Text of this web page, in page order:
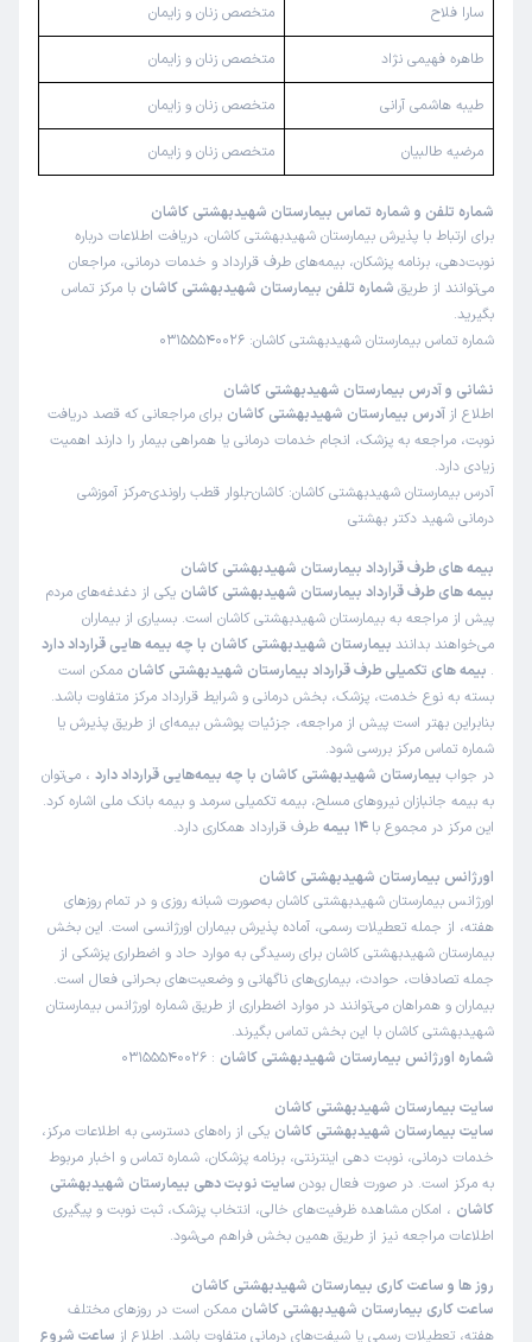
سارا فلاح متخصص زنان و زایمان
طاهره فهیمی نژاد متخصص زنان و زایمان
طیبه هاشمی آرانی متخصص زنان و زایمان
مرضیه طالبیان متخصص زنان و زایمان
شماره تلفن و شماره تماس بیمارستان شهیدبهشتی کاشان
برای ارتباط با پذیرش بیمارستان شهیدبهشتی کاشان، دریافت اطلاعات درباره
نوبت‌دهی، برنامه پزشکان، بیمه‌های طرف قرارداد و خدمات درمانی، مراجعان
می‌توانند از طریق شماره تلفن بیمارستان شهیدبهشتی کاشان با مرکز تماس
بگیرید.
شماره تماس بیمارستان شهیدبهشتی کاشان: 03155540026
نشانی و آدرس بیمارستان شهیدبهشتی کاشان
اطلاع از آدرس بیمارستان شهیدبهشتی کاشان برای مراجعانی که قصد دریافت
نوبت، مراجعه به پزشک، انجام خدمات درمانی یا همراهی بیمار را دارند اهمیت
زیادی دارد.
آدرس بیمارستان شهیدبهشتی کاشان: کاشان-بلوار قطب راوندی-مرکز آموزشی
درمانی شهید دکتر بهشتی
بیمه های طرف قرارداد بیمارستان شهیدبهشتی کاشان
بیمه های طرف قرارداد بیمارستان شهیدبهشتی کاشان یکی از دغدغه‌های مردم
پیش از مراجعه به بیمارستان شهیدبهشتی کاشان است. بسیاری از بیماران
می‌خواهند بدانند بیمارستان شهیدبهشتی کاشان با چه بیمه هایی قرارداد دارد
. بیمه های تکمیلی طرف قرارداد بیمارستان شهیدبهشتی کاشان ممکن است
بسته به نوع خدمت، پزشک، بخش درمانی و شرایط قرارداد مرکز متفاوت باشد.
بنابراین بهتر است پیش از مراجعه، جزئیات پوشش بیمه‌ای از طریق پذیرش یا
شماره تماس مرکز بررسی شود.
در جواب بیمارستان شهیدبهشتی کاشان با چه بیمه‌هایی قرارداد دارد ، می‌توان
به بیمه جانبازان نیروهای مسلح، بیمه تکمیلی سرمد و بیمه بانک ملی اشاره کرد.
این مرکز در مجموع با
طرف قرارداد همکاری دارد.
اورژانس بیمارستان شهیدبهشتی کاشان
اورژانس بیمارستان شهیدبهشتی کاشان به‌صورت شبانه‌ روزی و در تمام روزهای
هفته، از جمله تعطیلات رسمی، آماده پذیرش بیماران اورژانسی است. این بخش
بیمارستان شهیدبهشتی کاشان برای رسیدگی به موارد حاد و اضطراری پزشکی از
جمله تصادفات، حوادث، بیماری‌های ناگهانی و وضعیت‌های بحرانی فعال است.
بیماران و همراهان می‌توانند در موارد اضطراری از طریق شماره اورژانس بیمارستان
شهیدبهشتی کاشان با این بخش تماس بگیرند.
شماره اورژانس بیمارستان شهیدبهشتی کاشان : 03155540026
سایت بیمارستان شهیدبهشتی کاشان
سایت بیمارستان شهیدبهشتی کاشان یکی از راه‌های دسترسی به اطلاعات مرکز،
خدمات درمانی، نوبت دهی اینترنتی، برنامه پزشکان، شماره تماس و اخبار مربوط
به مرکز است. در صورت فعال بودن سایت نوبت دهی بیمارستان شهیدبهشتی
کاشان ، امکان مشاهده ظرفیت‌های خالی، انتخاب پزشک، ثبت نوبت و پیگیری
اطلاعات مراجعه نیز از طریق همین بخش فراهم می‌شود.
روز ها و ساعت کاری بیمارستان شهیدبهشتی کاشان
ساعت کاری بیمارستان شهیدبهشتی کاشان ممکن است در روزهای مختلف
هفته، تعطیلات رسمی یا شیفت‌های درمانی متفاوت باشد. اطلاع از ساعت شروع